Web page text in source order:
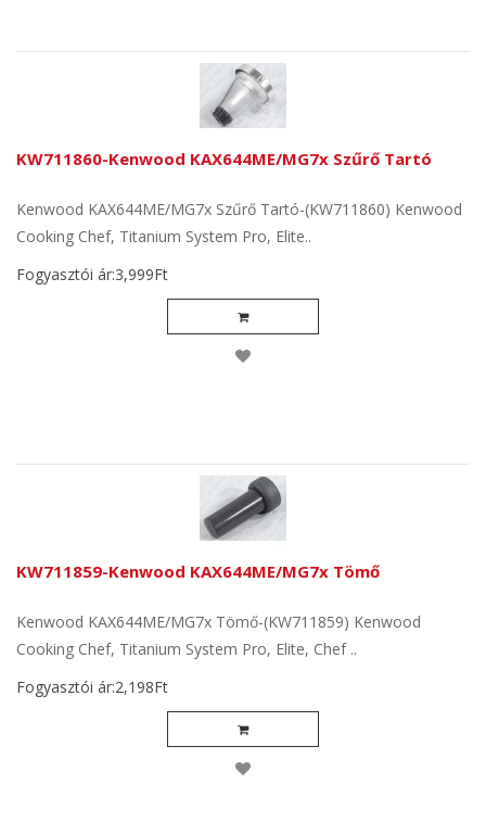
KW711860-Kenwood KAX644ME/MG7x Szűrő Tartó
Kenwood KAX644ME/MG7x Szűrő Tartó-(KW711860) Kenwood
Cooking Chef, Titanium System Pro, Elite..
Fogyasztói ár:3,999Ft
KW711859-Kenwood KAX644ME/MG7x Tömő
Kenwood KAX644ME/MG7x Tömő-(KW711859) Kenwood
Cooking Chef, Titanium System Pro, Elite, Chef ..
Fogyasztói ár:2,198Ft